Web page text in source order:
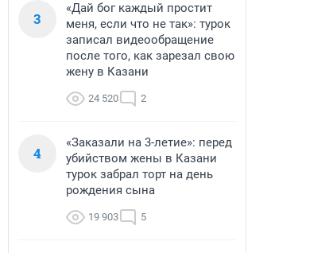
3
«Дай бог каждый простит
меня, если что не так»: турок
записал видеообращение
после того, как зарезал свою
жену в Казани
24 520 2
4
«Заказали на 3-летие»: перед
убийством жены в Казани
турок забрал торт на день
рождения сына
19 903 5